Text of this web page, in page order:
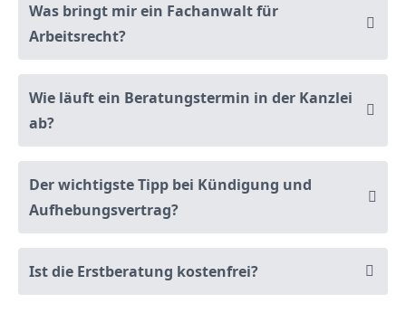
Was bringt mir ein Fachanwalt für
Arbeitsrecht?
Wie läuft ein Beratungstermin in der Kanzlei
ab?
Der wichtigste Tipp bei Kündigung und
Aufhebungsvertrag?
Ist die Erstberatung kostenfrei?